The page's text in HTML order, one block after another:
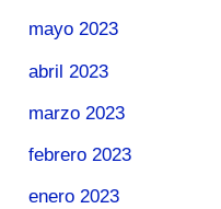
mayo 2023
abril 2023
marzo 2023
febrero 2023
enero 2023